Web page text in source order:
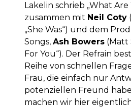
Lakelin schrieb „What Are
zusammen mit Neil Coty
„She Was“) und dem
Songs, Ash Bowers (Matt
For You“). Der Refrain
Reihe von schnellen
Frau, die einfach nur
potenziellen Freund
machen wir hier